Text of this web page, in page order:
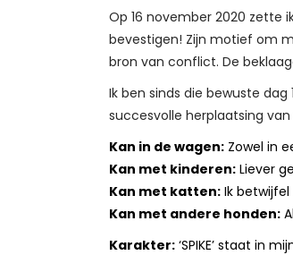
Op 16 november 2020 zette
bevestigen! Zijn motief om
bron van conflict. De
Ik ben sinds die bewuste
succesvolle herplaatsing
Kan in de wagen: Zowel in
Kan met kinderen: Liever
Kan met katten: Ik
Kan met andere honden:
Karakter: ‘SPIKE’ staat in